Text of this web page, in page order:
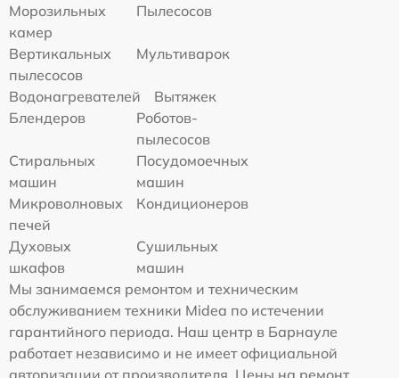
Морозильных
камер
Пылесосов
Вертикальных
пылесосов
Мультиварок
Водонагревателей
Вытяжек
Блендеров
Роботов-
пылесосов
Стиральных
машин
Посудомоечных
машин
Микроволновых
печей
Кондиционеров
Духовых
шкафов
Сушильных
машин
Мы занимаемся ремонтом и техническим
обслуживанием техники Midea по истечении
гарантийного периода. Наш центр в Барнауле
работает независимо и не имеет официальной
авторизации от производителя. Цены на ремонт,